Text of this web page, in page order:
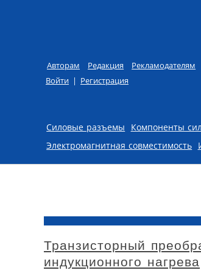
Авторам Редакция Рекламодателям
Войти | Регистрация
Skip to content
Силовые разъемы Компоненты
Электромагнитная совместимость
Транзисторный
индукционного нагрева